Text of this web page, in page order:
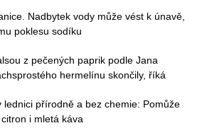
Nadbytek vody může vést k únavě,
poklesu sodíku
z pečených paprik podle Jana
hermelínu skončily, říká
lednici přírodně a bez chemie: Pomůže
i mletá káva